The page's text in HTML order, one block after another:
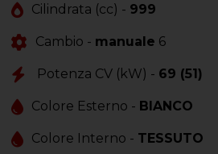
Cilindrata (cc) - 999
Cambio - manuale 6
Potenza CV (kW) - 69 (51)
Colore Esterno - BIANCO
Colore Interno - TESSUTO